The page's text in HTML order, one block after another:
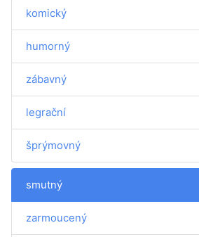
komický
humorný
zábavný
legrační
šprýmovný
smutný
zarmoucený